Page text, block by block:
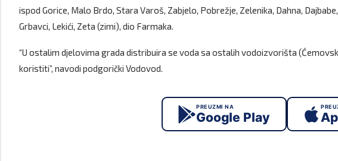
ispod Gorice, Malo Brdo, Stara Varoš, Zabjelo, Pobrežje, Zelenika, Dahna,
Grbavci, Lekići, Zeta (zimi), dio Farmaka.
“U ostalim djelovima grada distribuira se voda sa ostalih vodoizvorišta
koristiti”, navodi podgorički Vodovod.
PREUZMI NA
Google Play